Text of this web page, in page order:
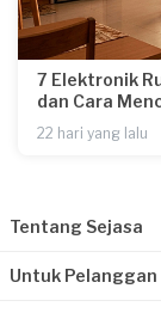
7 Elektronik
dan Cara
22 hari yang lalu
Tentang Sejasa
Untuk Pelanggan